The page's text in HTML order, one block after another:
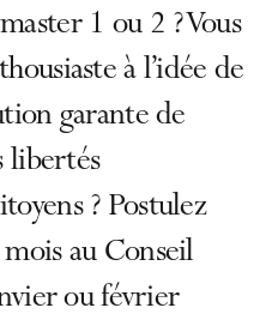
1 ou 2 ? Vous
à l’idée de
garante de
libertés
? Postulez
au Conseil
ou février